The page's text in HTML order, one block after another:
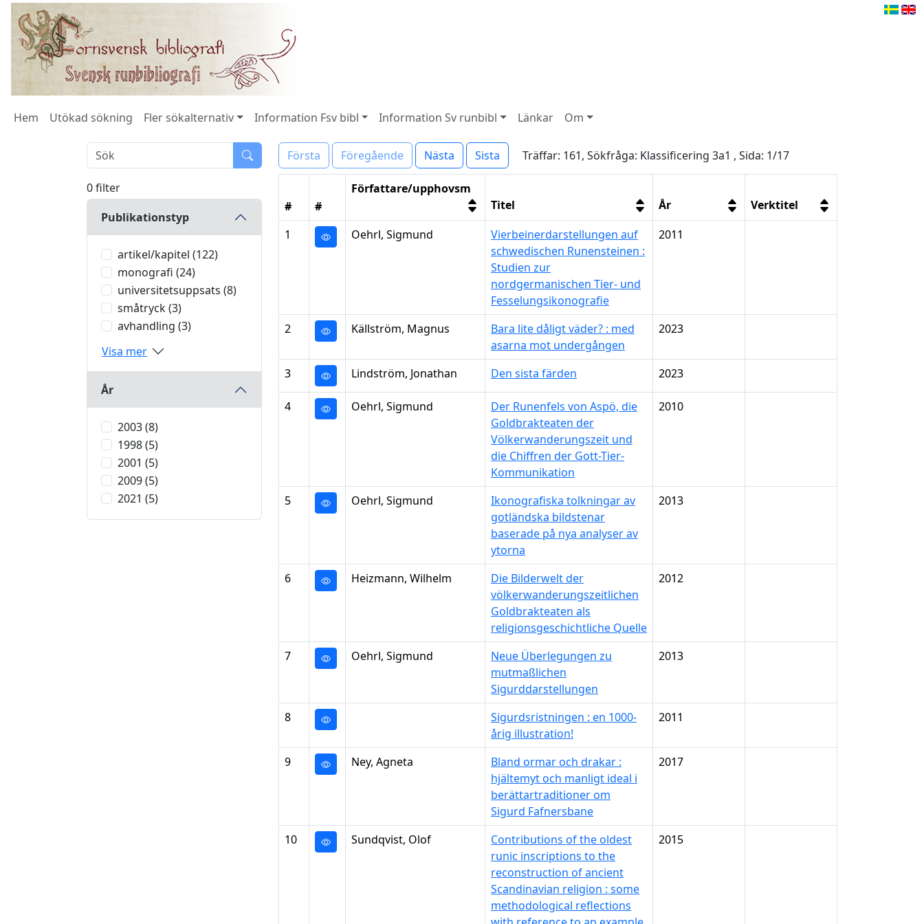
Hem Utökad sökning Fler sökalternativ Information Fsv bibl Information Sv runbibl Länkar Om
0 filter
Publikationstyp
artikel/kapitel (122)
monografi (24)
universitetsuppsats (8)
småtryck (3)
avhandling (3)
Visa mer
År
2003 (8)
1998 (5)
2001 (5)
2009 (5)
2021 (5)
Första Föregående Nästa Sista Träffar: 161, Sökfråga: Klassificering 3a1 , Sida: 1/17
# #
Författare/upphovsm
Titel
År
Verktitel
1
Oehrl, Sigmund
Vierbeinerdarstellungen auf
schwedischen Runensteinen :
Studien zur
nordgermanischen Tier- und
Fesselungsikonografie
2011
2 Källström, Magnus
Bara lite dåligt väder? : med
asarna mot undergången
2023
3 Lindström, Jonathan Den sista färden 2023
4 Oehrl, Sigmund
Der Runenfels von Aspö, die
Goldbrakteaten der
Völkerwanderungszeit und
die Chiffren der Gott-Tier-
Kommunikation
2010
5 Oehrl, Sigmund
Ikonografiska tolkningar av
gotländska bildstenar
baserade på nya analyser av
ytorna
2013
6 Heizmann, Wilhelm
Die Bilderwelt der
völkerwanderungszeitlichen
Goldbrakteaten als
religionsgeschichtliche Quelle
2012
7 Oehrl, Sigmund
Neue Überlegungen zu
mutmaßlichen
Sigurddarstellungen
2013
8
Sigurdsristningen : en 1000-
årig illustration!
2011
9 Ney, Agneta
Bland ormar och drakar :
hjältemyt och manligt ideal i
berättartraditioner om
Sigurd Fafnersbane
2017
10 Sundqvist, Olof
Contributions of the oldest
runic inscriptions to the
reconstruction of ancient
Scandinavian religion : some
methodological reflections
2015